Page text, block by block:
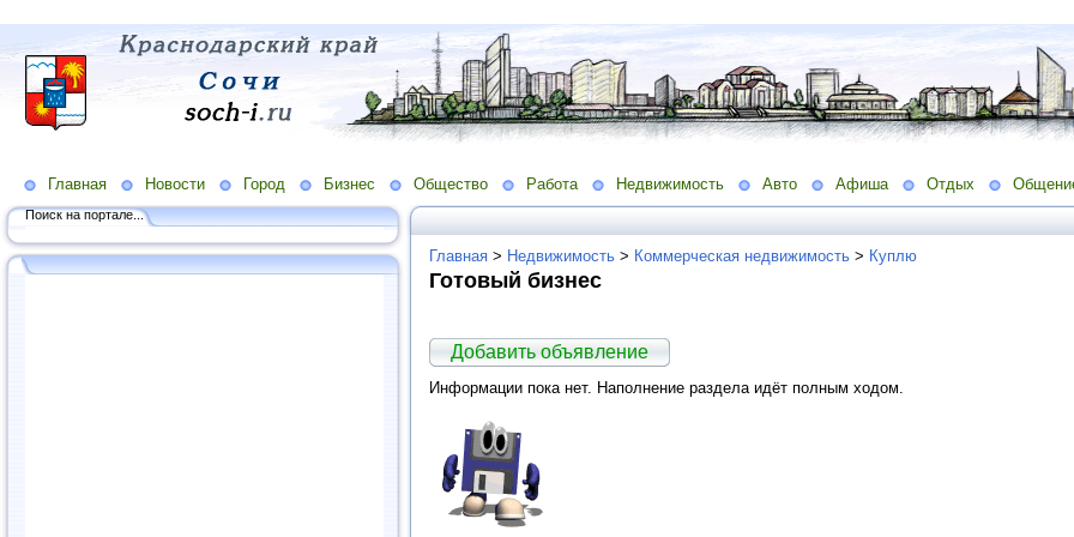
Главная Новости Город Бизнес Общество Работа Недвижимость Авто Афиша Отдых
Поиск на портале...
Главная > Недвижимость > Коммерческая недвижимость > Куплю
Готовый бизнес
Добавить объявление
Информации пока нет. Наполнение раздела идёт полным ходом.